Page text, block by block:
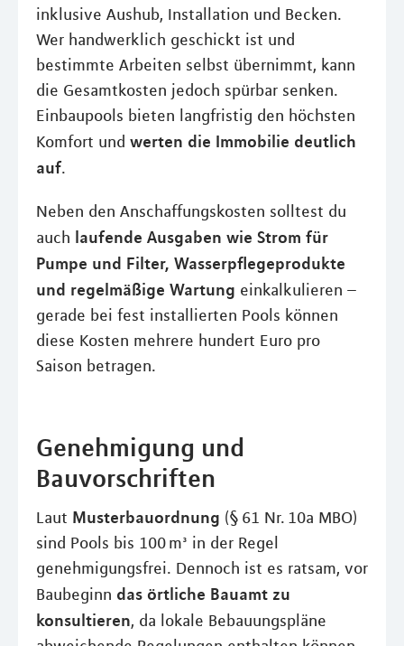
inklusive Aushub, Installation und Becken.
Wer handwerklich geschickt ist und
bestimmte Arbeiten selbst übernimmt, kann
die Gesamtkosten jedoch spürbar senken.
Einbaupools bieten langfristig den höchsten
Komfort und werten die Immobilie deutlich
auf.
Neben den Anschaffungskosten solltest du
auch laufende Ausgaben wie Strom für
Pumpe und Filter, Wasserpflegeprodukte
und regelmäßige Wartung einkalkulieren –
gerade bei fest installierten Pools können
diese Kosten mehrere hundert Euro pro
Saison betragen.
Genehmigung und
Bauvorschriften
Laut Musterbauordnung (§ 61 Nr. 10a MBO)
sind Pools bis 100 m³ in der Regel
genehmigungsfrei. Dennoch ist es ratsam, vor
Baubeginn das örtliche Bauamt zu
konsultieren, da lokale Bebauungspläne